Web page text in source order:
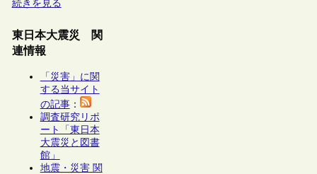
続きを見る
東日本大震災 関
連情報
「災害」に関
する当サイト
の記事：
調査研究リポ
ート「東日本
大震災と図書
館」
地震・災害 関